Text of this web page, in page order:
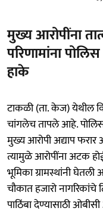
मुख्य आरोपींना
परिणामांना
हाके
टाकळी (ता. केज) येथील
चांगलेच तापले आहे.
मुख्य आरोपी अद्याप
त्यामुळे आरोपींना अटक
भूमिका ग्रामस्थांनी
चौकात हजारो
पाठिंबा देण्यासाठी